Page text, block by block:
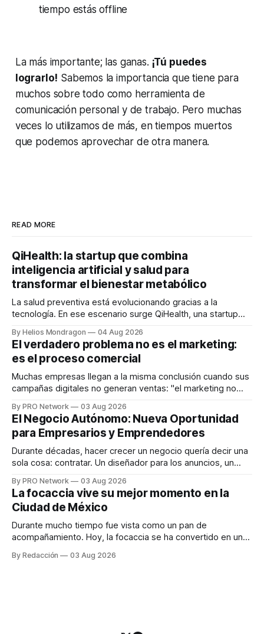
tiempo estás offline
La más importante; las ganas. ¡Tú puedes
lograrlo! Sabemos la importancia que tiene para
muchos sobre todo como herramienta de
comunicación personal y de trabajo. Pero muchas
veces lo utilizamos de más, en tiempos muertos
que podemos aprovechar de otra manera.
READ MORE
QiHealth: la startup que combina
inteligencia artificial y salud para
transformar el bienestar metabólico
La salud preventiva está evolucionando gracias a la
tecnología. En ese escenario surge QiHealth, una startup
dispositivos inteligentes, inteligencia artificial y monitoreo
en tiempo real para ayudar a las personas a tomar mejores
decisiones sobre su salud metabólica. Su propuesta busca
responder
By Helios Mondragon 04 Aug 2026
El verdadero problema no es el marketing:
es el proceso comercial
Muchas empresas llegan a la misma conclusión cuando sus
campañas digitales no generan ventas: "el marketing no
INTERIUS, el problema suele estar en otro lugar. Durante
una entrevista para el podcast SER PRO, el especialista en
marketing digital explicó que
By PRO Network 03 Aug 2026
El Negocio Autónomo: Nueva Oportunidad
para Empresarios y Emprendedores
Durante décadas, hacer crecer un negocio quería decir una
sola cosa: contratar. Un diseñador para los anuncios, un
para los textos, alguien que supiera de publicidad digital
para encontrar prospectos, un vendedor para atender
llamadas y mensajes, y —con suerte— una persona
By PRO Network 03 Aug 2026
La focaccia vive su mejor momento en la
Ciudad de México
Durante mucho tiempo fue vista como un pan de
acompañamiento. Hoy, la focaccia se ha convertido en uno
artesanal, ingredientes de calidad y experiencias que
By Redacción 03 Aug 2026